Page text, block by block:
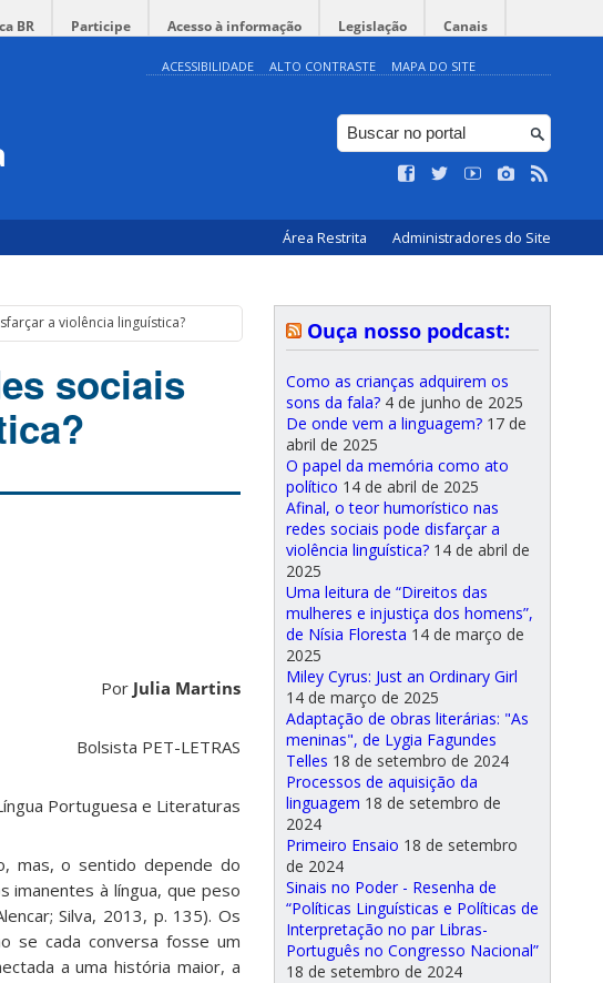
BR Participe Acesso à informação Legislação Canais
ACESSIBILIDADE ALTO CONTRASTE MAPA DO SITE
Área Restrita Administradores do Site
a violência linguística?
sociais
Por Julia Martins
e Literaturas
mas, o sentido depende do
imanentes à língua, que peso
Silva, 2013, p. 135). Os
se cada conversa fosse um
a uma história maior, a
Ouça nosso podcast:
Como as crianças adquirem os
sons da fala? 4 de junho de 2025
De onde vem a linguagem? 17 de
abril de 2025
O papel da memória como ato
político 14 de abril de 2025
Afinal, o teor humorístico nas
redes sociais pode disfarçar a
violência linguística? 14 de abril de
2025
Uma leitura de “Direitos das
mulheres e injustiça dos homens”,
de Nísia Floresta 14 de março de
2025
Miley Cyrus: Just an Ordinary Girl
14 de março de 2025
Adaptação de obras literárias: "As
meninas", de Lygia Fagundes
Telles 18 de setembro de 2024
Processos de aquisição da
linguagem 18 de setembro de
2024
Primeiro Ensaio 18 de setembro
de 2024
Sinais no Poder - Resenha de
“Políticas Linguísticas e Políticas de
Interpretação no par Libras-
Português no Congresso Nacional”
18 de setembro de 2024